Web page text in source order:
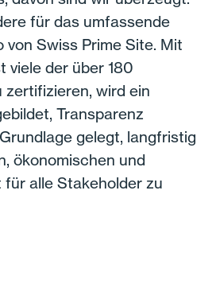
für das umfassende
von Swiss Prime Site. Mit
viele der über 180
wird ein
Transparenz
gelegt, langfristig
ökonomischen und
alle Stakeholder zu